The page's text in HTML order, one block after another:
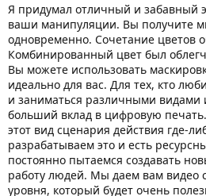
Я придумал отличный и забавный
ваши манипуляции. Вы получите
одновременно. Сочетание цветов
Комбинированный цвет был
Вы можете использовать
идеально для вас. Для тех, кто
и заниматься различными видами
больший вклад в цифровую
этот вид сценария действия где-
разрабатываем это и есть
постоянно пытаемся создавать
работу людей. Мы даем вам видео
уровня, который будет очень